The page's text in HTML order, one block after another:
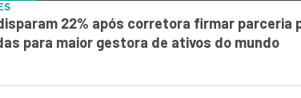
22% após corretora firmar parceria
para maior gestora de ativos do mundo